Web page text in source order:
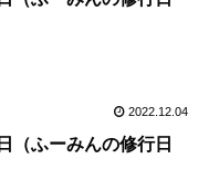
2022.12.04
（ふーみんの修行日